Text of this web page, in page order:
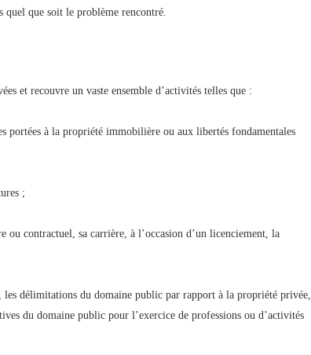
que soit le problème rencontré.
et recouvre un vaste ensemble d’activités telles que :
portées à la propriété immobilière ou aux libertés fondamentales
;
contractuel, sa carrière, à l’occasion d’un licenciement, la
, les délimitations du domaine public par rapport à la propriété privée,
du domaine public pour l’exercice de professions ou d’activités